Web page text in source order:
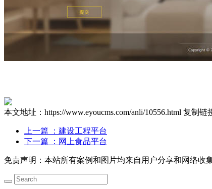
本文地址：https://www.eyoucms.com/anli/10556.html 复制链
上一篇
：建设工程平台
下一篇
：网上食品平台
免责声明：本站所有案例和图片均来自用户分享和网络收